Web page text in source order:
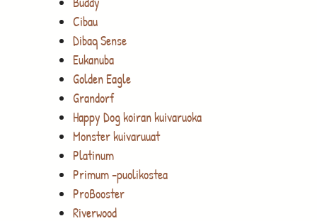
Cibau
Dibaq Sense
Eukanuba
Golden Eagle
Grandorf
Happy Dog koiran kuivaruoka
Monster kuivaruuat
Platinum
Primum -puolikostea
ProBooster
Riverwood